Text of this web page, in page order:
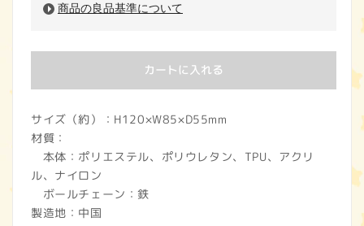
商品の良品基準について
カートに入れる
サイズ（約）：H120×W85×D55mm
材質：
本体：ポリエステル、ポリウレタン、TPU、アクリ
ル、ナイロン
ボールチェーン：鉄
製造地：中国